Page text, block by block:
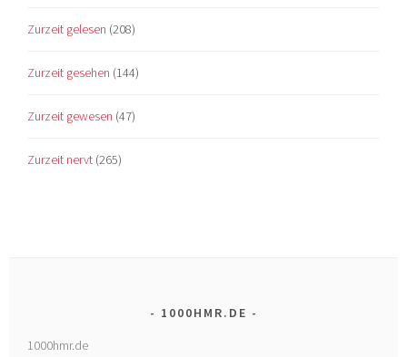
Zurzeit gelesen (208)
Zurzeit gesehen (144)
Zurzeit gewesen (47)
Zurzeit nervt (265)
1000HMR.DE
1000hmr.de